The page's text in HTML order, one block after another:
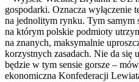
gospodarki. Oznacza wyłączenie
na jednolitym rynku. Tym samym
na którym polskie podmioty
na znanych, maksymalnie
korzystnych zasadach. Nie da się
będzie w tym sensie gorsze –
ekonomiczna Konfederacji